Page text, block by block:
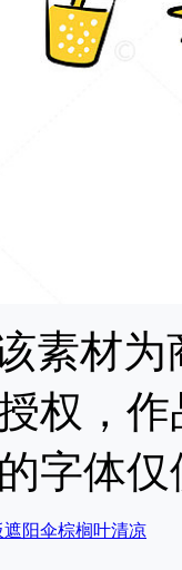
素材
权，
字体
遮阳伞棕榈叶清凉